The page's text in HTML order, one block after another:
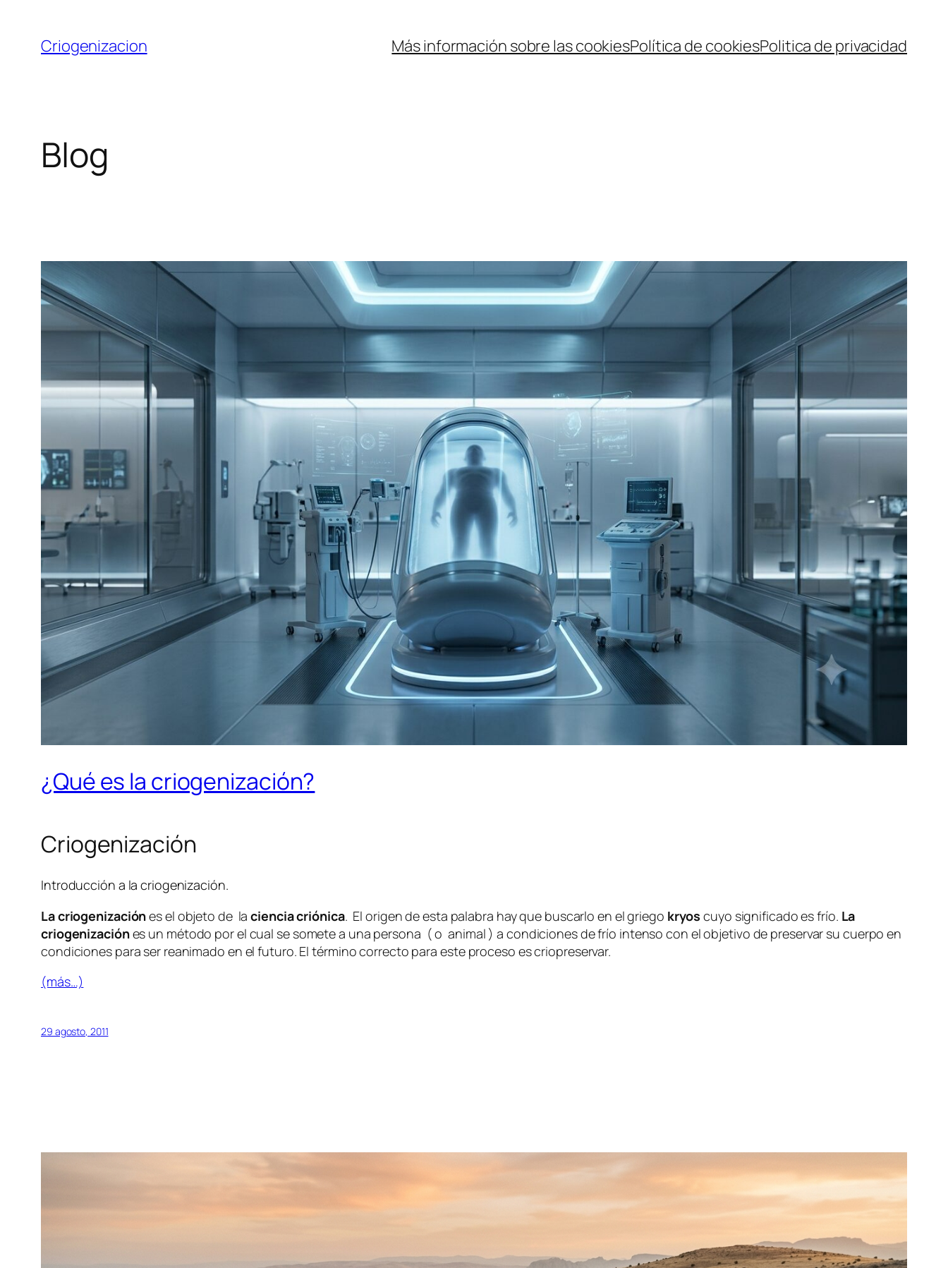
contenido
Criogenizacion Más información sobre las cookiesPolítica de cookiesPolitica de privacidad
Blog
¿Qué es la criogenización?
Criogenización
Introducción a la criogenización.
La criogenizaciónes el objeto de laciencia criónica. El origen de esta palabra hay que buscarlo en el griego kryos cuyo significado es frío. La
criogenizaciónes un método por el cual se somete a una persona ( o animal ) a condiciones de frío intenso con el objetivo de preservar su cuerpo en
condiciones para ser reanimado en el futuro. El término correcto para este proceso es criopreservar.
(más…)
29 agosto, 2011